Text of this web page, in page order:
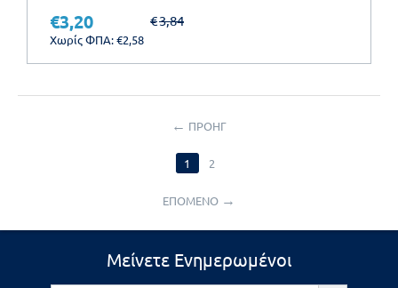
€3,84
€3,20
Χωρίς ΦΠΑ:€2,58
ΠΡΟΗΓ
1 2
ΕΠΟΜΕΝΟ
Μείνετε Ενημερωμένοι